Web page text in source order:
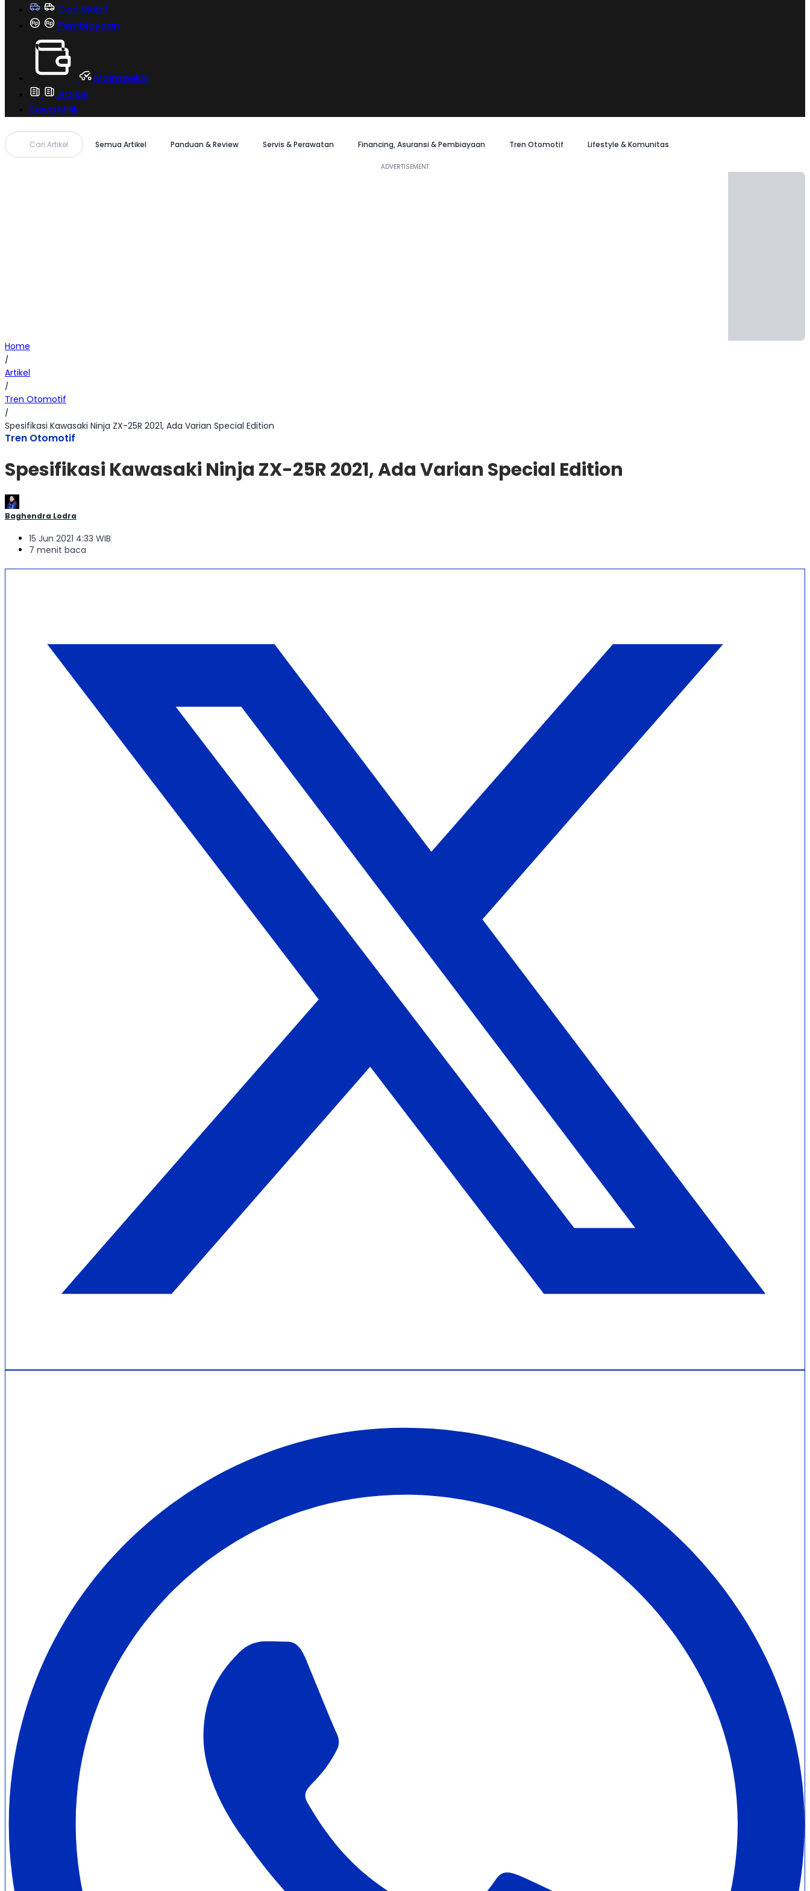
Cari Mobil
Pembiayaan
MoInspeksi
Artikel
Sewa Milik
Cari Artikel Semua Artikel Panduan & Review Servis & Perawatan Financing, Asuransi & Pembiayaan Tren Otomotif Lifestyle & Komunitas
Home
/
Artikel
/
Tren Otomotif
/
Spesifikasi Kawasaki Ninja ZX-25R 2021, Ada Varian Special Edition
Tren Otomotif
Spesifikasi Kawasaki Ninja ZX-25R 2021, Ada Varian Special Edition
Baghendra Lodra
15 Jun 2021 4:33 WIB
7 menit baca